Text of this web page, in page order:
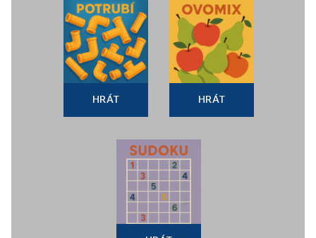
HRÁT HRÁT